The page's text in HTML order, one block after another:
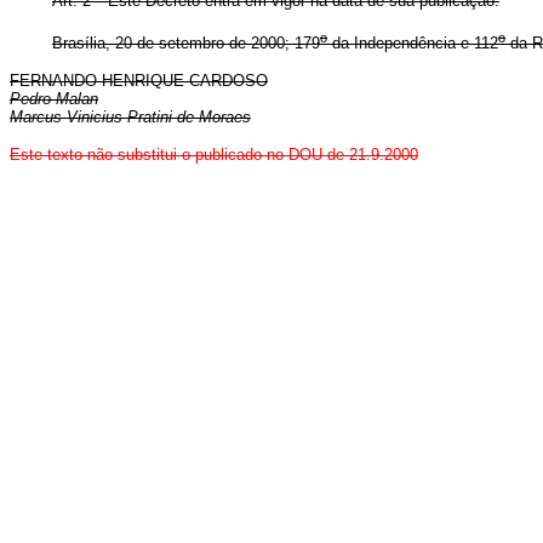
Brasília, 20 de setembro de 2000; 179oda Independência e 112oda
FERNANDO HENRIQUE CARDOSO
Pedro Malan
Marcus Vinicius Pratini de Moraes
Este texto não substitui o publicado no DOU de 21.9.2000